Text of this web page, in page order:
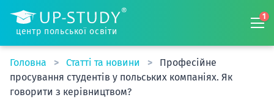
центр польської освіти
1
Головна Статті та новини
Професійне
просування студентів у польських компаніях. Як
говорити з керівництвом?